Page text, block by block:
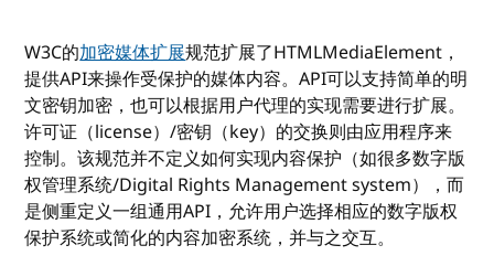
W3C的加密媒体扩展规范扩展了HTMLMediaElement，
提供API来操作受保护的媒体内容。API可以支持简单的明
文密钥加密，也可以根据用户代理的实现需要进行扩展。
许可证（license）/密钥（key）的交换则由应用程序来
控制。该规范并不定义如何实现内容保护（如很多数字版
权管理系统/Digital Rights Management system），而
是侧重定义一组通用API，允许用户选择相应的数字版权
保护系统或简化的内容加密系统，并与之交互。